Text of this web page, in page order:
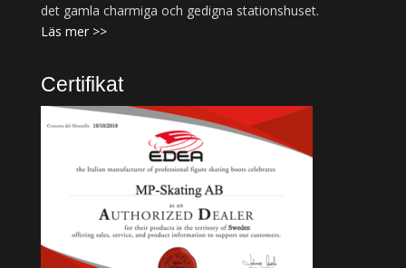
det gamla charmiga och gedigna stationshuset.
Läs mer >>
Certifikat